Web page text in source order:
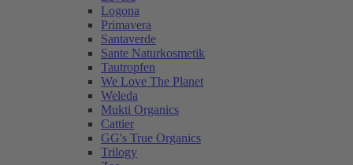
Logona
Primavera
Santaverde
Sante Naturkosmetik
Tautropfen
We Love The Planet
Weleda
Mukti Organics
Cattier
GG's True Organics
Trilogy